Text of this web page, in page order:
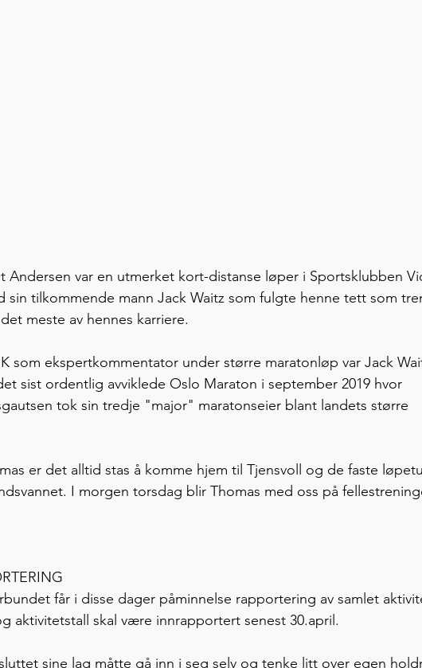
Andersen var en utmerket kort-distanse løper i Sportsklubben
sin tilkommende mann Jack Waitz som fulgte henne tett som
meste av hennes karriere.
som ekspertkommentator under større maratonløp var Jack
sist ordentlig avviklede Oslo Maraton i september 2019 hvor
tok sin tredje "major" maratonseier blant landets større
er det alltid stas å komme hjem til Tjensvoll og de faste
I morgen torsdag blir Thomas med oss på
får i disse dager påminnelse rapportering av samlet
aktivitetstall skal være innrapportert senest 30.april.
sine lag måtte gå inn i seg selv og tenke litt over egen